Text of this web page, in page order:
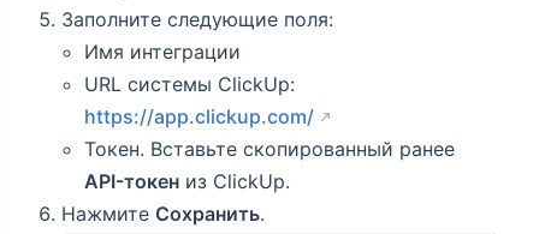
Заполните следующие поля:
Имя интеграции
URL системы ClickUp:
https://app.clickup.com/
Токен. Вставьте скопированный ранее
API-токен из ClickUp.
Нажмите Сохранить.